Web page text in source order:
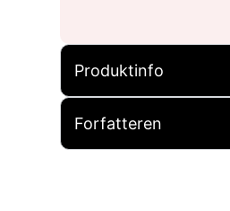
Produktinfo
Forfatteren